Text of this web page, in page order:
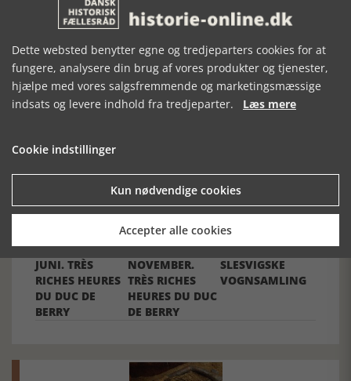
Forrige artikel
SE RELATEREDE ARTIKLER
JUNI. TRÈS
RICHES HEURES
DU DUC DE
BERRY
NOVEMBER.
TRÈS RICHES
HEURES DU DUC
DE BERRY
SLESVIGSKE
VOGNSAMLING
Dette websted benytter egne og tredjeparters cookies for at
fungere, analysere din brug af vores produkter og tjenester,
hjælpe med vores salgsfremmende og marketingsmæssige
indsats og levere indhold fra tredjeparter. Læs mere
Cookie indstillinger
Kun nødvendige cookies
Accepter alle cookies